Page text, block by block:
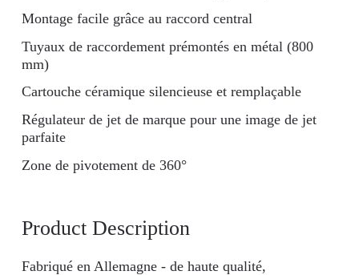
Product Description
Fabriqué en Allemagne - de haute qualité,
Montage facile grâce au raccord central
Tuyaux de raccordement prémontés en métal (800
mm)
Cartouche céramique silencieuse et remplaçable
Régulateur de jet de marque pour une image de jet
parfaite
Zone de pivotement de 360°